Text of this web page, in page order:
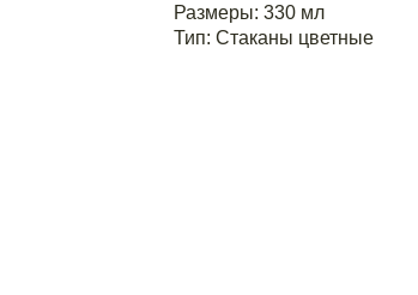
Размеры: 330 мл
Тип: Cтаканы цветные